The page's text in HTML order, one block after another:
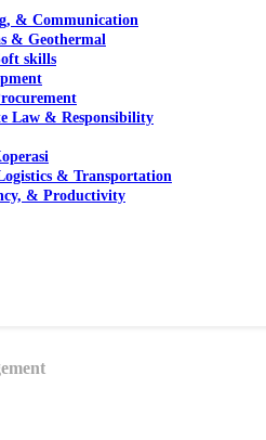
& Communication
& Geothermal
skills
Law & Responsibility
& Transportation
& Productivity